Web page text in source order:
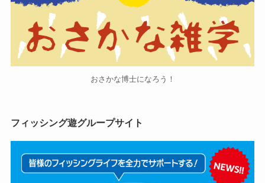
おさかな博士になろう！
フィッシング遊グループサイト